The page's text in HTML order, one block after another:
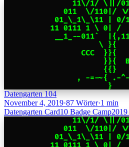
Datengarten 104
November 4, 2019·87 Wörter·1 min
Datengarten Card10 Badge Camp2019